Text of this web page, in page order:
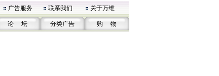
广告服务 联系我们 关于万维
论 坛 分类广告 购 物